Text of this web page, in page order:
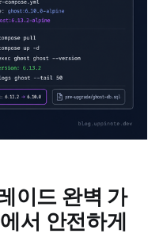
이드 완벽 가
서 안전하게